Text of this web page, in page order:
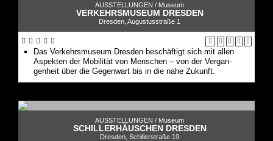
AUSSTELLUNGEN / Museum
VERKEHRSMUSEUM DRESDEN
Dresden, Augustusstraße 1
Das Verkehrs­museum Dresden beschäftigt sich mit allen
Aspekten der Mobilität von Menschen – von der Vergan­
genheit über die Gegenwart bis in die nahe Zukunft.
AUSSTELLUNGEN / Museum
SCHILLERHÄUSCHEN DRESDEN
Dresden, Schillerstraße 19